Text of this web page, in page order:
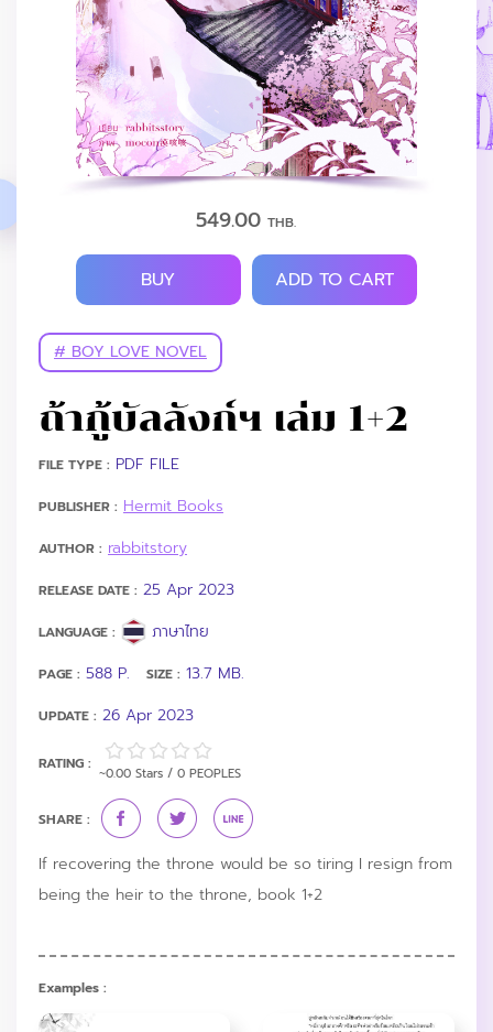
549.00THB.
BUY ADD TO CART
# BOY LOVE NOVEL
ถ้ากู้บัลลังก์ฯ เล่ม 1+2
FILE TYPE : PDF FILE
PUBLISHER : Hermit Books
AUTHOR : rabbitstory
RELEASE DATE : 25 Apr 2023
LANGUAGE : ภาษาไทย
PAGE : 588 P. SIZE : 13.7 MB.
UPDATE : 26 Apr 2023
RATING :
~0.00 Stars / 0 PEOPLES
SHARE :
If recovering the throne would be so tiring I resign from
being the heir to the throne, book 1+2
Examples :